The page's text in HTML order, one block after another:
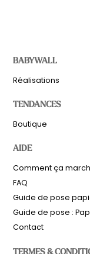
BABYWALL
Réalisations
TENDANCES
Boutique
AIDE
Comment ça
FAQ
Guide de pose
Guide de pose :
Contact
TERMES &